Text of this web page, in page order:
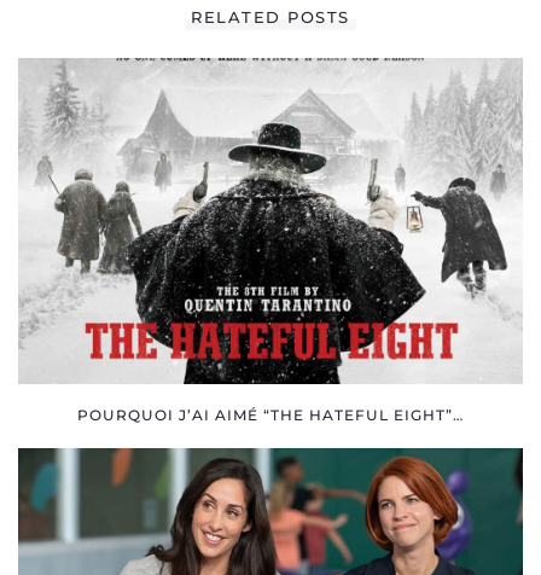
RELATED POSTS
POURQUOI J’AI AIMÉ “THE HATEFUL EIGHT”…